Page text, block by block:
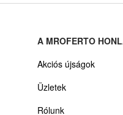
A MROFERTO
Akciós újságok
Üzletek
Rólunk